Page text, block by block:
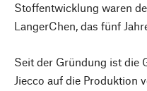
Stoffentwicklung waren
LangerChen, das fünf
Seit der Gründung ist die
Jiecco auf die Produktion